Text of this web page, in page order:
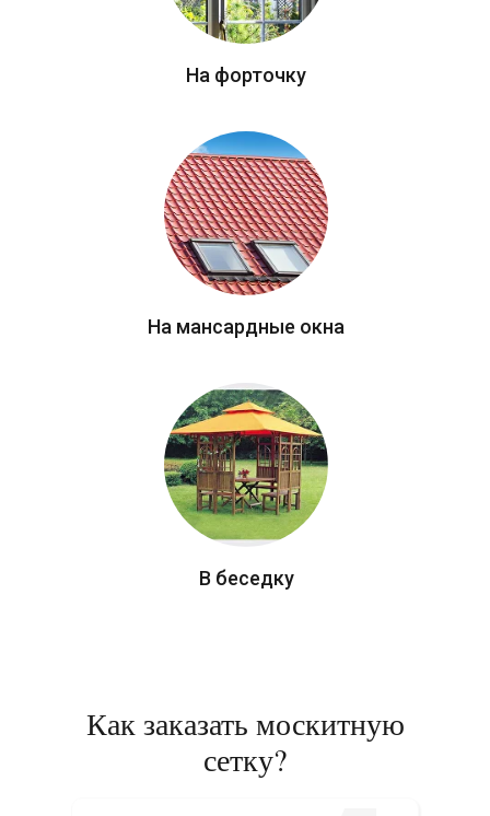
В беседку
На мансардные окна
На форточку
Как заказать москитную
сетку?